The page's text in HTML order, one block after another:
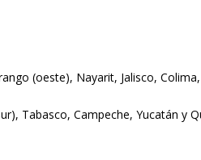
(oeste), Nayarit, Jalisco,
Tabasco, Campeche, Yucatán y